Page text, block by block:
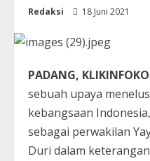
Redaksi 18 Juni 2021
PADANG,
sebuah upaya
kebangsaan
sebagai perwakilan
Duri dalam